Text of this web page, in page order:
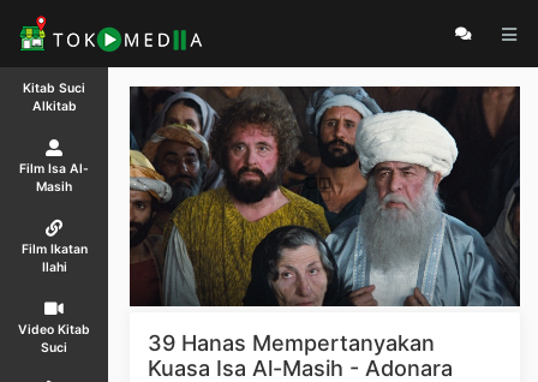
Kitab Suci
Alkitab
Film Isa Al-
Masih
Film Ikatan
Ilahi
Video Kitab
Suci
39 Hanas Mempertanyakan
Kuasa Isa Al-Masih - Adonara